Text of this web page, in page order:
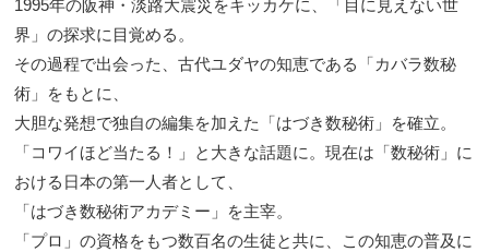
1995年の阪神・淡路大震災をキッカケに、「目に見えない世
界」の探求に目覚める。
その過程で出会った、古代ユダヤの知恵である「カバラ数秘
術」をもとに、
大胆な発想で独自の編集を加えた「はづき数秘術」を確立。
「コワイほど当たる！」と大きな話題に。現在は「数秘術」に
おける日本の第一人者として、
「はづき数秘術アカデミー」を主宰。
「プロ」の資格をもつ数百名の生徒と共に、この知恵の普及に